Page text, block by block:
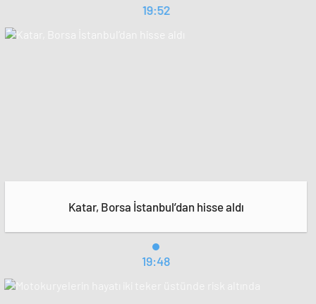
19:52
Katar, Borsa İstanbul’dan hisse aldı
19:48